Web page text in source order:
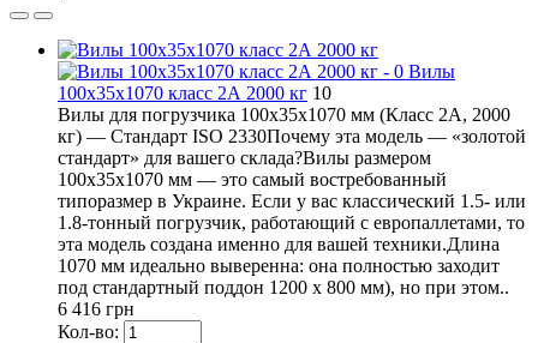
Вилы
100х35х1070 класс 2А 2000 кг 10
Вилы для погрузчика 100х35х1070 мм (Класс 2А, 2000
кг) — Стандарт ISO 2330Почему эта модель — «золотой
стандарт» для вашего склада?Вилы размером
100х35х1070 мм — это самый востребованный
типоразмер в Украине. Если у вас классический 1.5- или
1.8-тонный погрузчик, работающий с европаллетами, то
эта модель создана именно для вашей техники.Длина
1070 мм идеально выверенна: она полностью заходит
под стандартный поддон 1200 х 800 мм), но при этом..
6 416 грн
Кол-во: